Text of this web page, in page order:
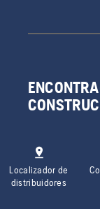
Localizador de
distribuidores